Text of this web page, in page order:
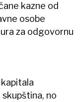
kazne od
osobe
za odgovornu
no